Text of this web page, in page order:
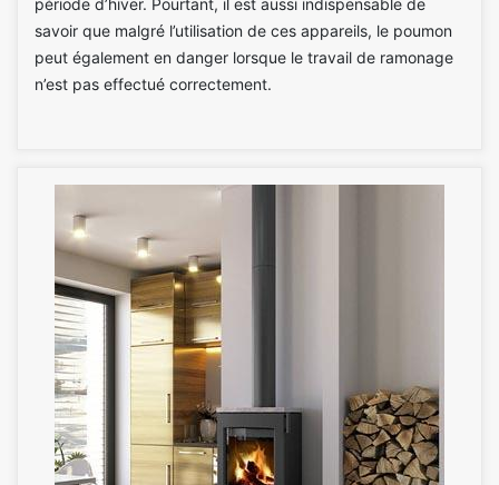
savoir que malgré l’utilisation de ces appareils, le poumon
peut également en danger lorsque le travail de ramonage
n’est pas effectué correctement.